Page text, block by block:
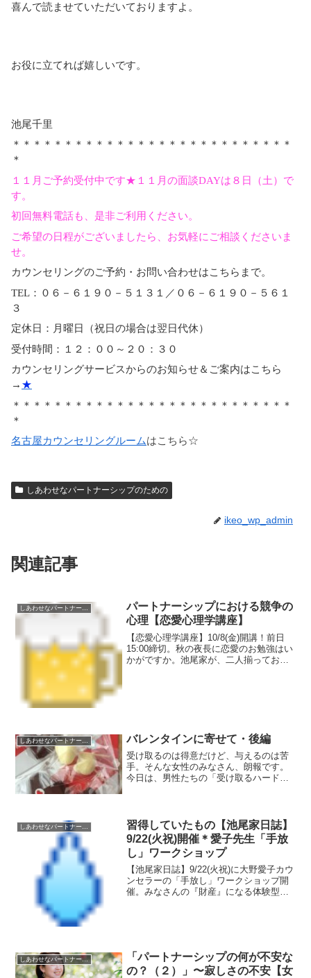
喜んで読ませていただいておりますよ。
お役に立てれば嬉しいです。
池尾千里
＊＊＊＊＊＊＊＊＊＊＊＊＊＊＊＊＊＊＊＊＊＊＊＊＊＊＊
＊
１１月ご予約受付中です★１１月の面談DAYは８日（土）で
す。
初回無料電話も、是非ご利用ください。
ご希望の日程がございましたら、お気軽にご相談くださいま
せ。
カウンセリングのご予約・お問い合わせはこちらまで。
TEL：０６－６１９０－５１３１／０６－６１９０－５６１
３
定休日：月曜日（祝日の場合は翌日代休）
受付時間：１２：００～２０：３０
カウンセリングサービスからのお知らせ＆ご案内はこちら
→ ★
＊＊＊＊＊＊＊＊＊＊＊＊＊＊＊＊＊＊＊＊＊＊＊＊＊＊＊
＊
名古屋カウンセリングルームはこちら☆
しあわせなパートナーシップのための
ikeo_wp_admin
関連記事
しあわせなパートナーシップのための
パートナーシップにおける競争の
心理【恋愛心理学講座】
【恋愛心理学講座】10/8(金)開講！前日
15:00締切。秋の夜長に恋愛のお勉強はい
かがですか。池尾家が、二人揃ってお送
しあわせなパートナーシップのための バレンタインに寄せて・後編
受け取るのは得意だけど、与えるのは苦
手。そんな女性のみなさん、朗報です。
今日は、男性たちの「受け取るハード
習得していたもの【池尾家日誌】
9/22(火祝)開催＊愛子先生「手放
し」ワークショップ
【池尾家日誌】9/22(火祝)に大野愛子カウ
ンセラーの「手放し」ワークショップ開
催。みなさんの『財産』になる体験型の
しあわせなパートナーシップのための
「パートナーシップの何が不安な
の？（２）」〜寂しさの不安【女